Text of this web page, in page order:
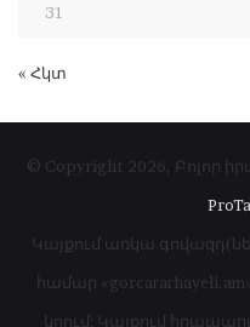
31
« Հկտ
© Copyright 2026, Բոլոր
Կայքում առկա
համար
կրում: Կայքում